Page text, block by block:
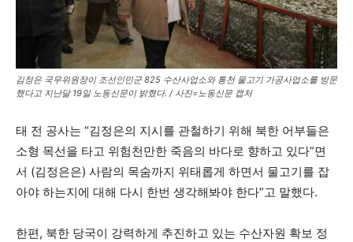
김정은 국무위원장이 조선인민군 825 수산사업소와 통천 물고기 가공사업소를 방문
했다고 지난달 19일 노동신문이 밝혔다. / 사진=노동신문 캡처
태 전 공사는 “김정은의 지시를 관철하기 위해 북한 어부들은
소형 목선을 타고 위험천만한 죽음의 바다로 향하고 있다”면
서 (김정은은) 사람의 목숨까지 위태롭게 하면서 물고기를 잡
아야 하는지에 대해 다시 한번 생각해봐야 한다”고 말했다.
한편, 북한 당국이 강력하게 추진하고 있는 수산자원 확보 정